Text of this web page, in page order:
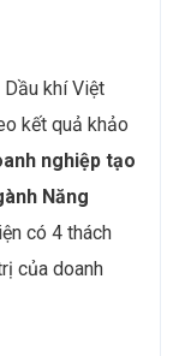
khí Việt
kết quả khảo
nghiệp tạo
Năng
có 4 thách
của doanh